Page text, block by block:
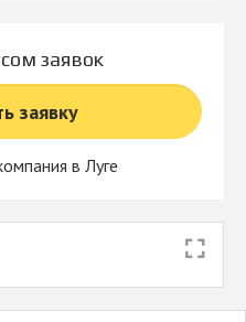
заявок
заявку
в Луге